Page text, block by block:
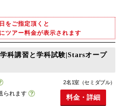
をご指定頂くと
ツアー料金が表示されます
科講習と学科試験|Starsオープ
られます
2名1室（セミダブル）
料金・詳細